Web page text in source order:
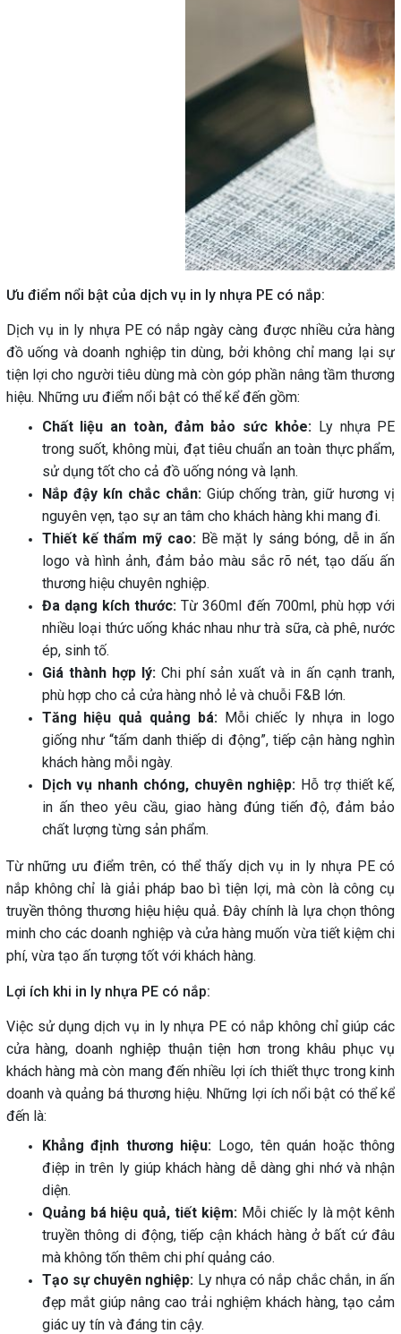
Ưu điểm nổi bật của dịch vụ in ly nhựa PE có nắp:
Dịch vụ in ly nhựa PE có nắp ngày càng được nhiều cửa hàng
đồ uống và doanh nghiệp tin dùng, bởi không chỉ mang lại sự
tiện lợi cho người tiêu dùng mà còn góp phần nâng tầm thương
hiệu. Những ưu điểm nổi bật có thể kể đến gồm:
Chất liệu an toàn, đảm bảo sức khỏe: Ly nhựa PE
trong suốt, không mùi, đạt tiêu chuẩn an toàn thực phẩm,
sử dụng tốt cho cả đồ uống nóng và lạnh.
Nắp đậy kín chắc chắn:Giúp chống tràn, giữ hương vị
nguyên vẹn, tạo sự an tâm cho khách hàng khi mang đi.
Thiết kế thẩm mỹ cao: Bề mặt ly sáng bóng, dễ in ấn
logo và hình ảnh, đảm bảo màu sắc rõ nét, tạo dấu ấn
thương hiệu chuyên nghiệp.
Đa dạng kích thước: Từ 360ml đến 700ml, phù hợp với
nhiều loại thức uống khác nhau như trà sữa, cà phê, nước
ép, sinh tố.
Giá thành hợp lý:Chi phí sản xuất và in ấn cạnh tranh,
phù hợp cho cả cửa hàng nhỏ lẻ và chuỗi F&B lớn.
Tăng hiệu quả quảng bá:Mỗi chiếc ly nhựa in logo
giống như “tấm danh thiếp di động”, tiếp cận hàng nghìn
khách hàng mỗi ngày.
Dịch vụ nhanh chóng, chuyên nghiệp: Hỗ trợ thiết kế,
in ấn theo yêu cầu, giao hàng đúng tiến độ, đảm bảo
chất lượng từng sản phẩm.
Từ những ưu điểm trên, có thể thấy dịch vụ in ly nhựa PE có
nắp không chỉ là giải pháp bao bì tiện lợi, mà còn là công cụ
truyền thông thương hiệu hiệu quả. Đây chính là lựa chọn thông
minh cho các doanh nghiệp và cửa hàng muốn vừa tiết kiệm chi
phí, vừa tạo ấn tượng tốt với khách hàng.
Lợi ích khi in ly nhựa PE có nắp:
Việc sử dụng dịch vụ in ly nhựa PE có nắp không chỉ giúp các
cửa hàng, doanh nghiệp thuận tiện hơn trong khâu phục vụ
khách hàng mà còn mang đến nhiều lợi ích thiết thực trong kinh
doanh và quảng bá thương hiệu. Những lợi ích nổi bật có thể kể
đến là:
Khẳng định thương hiệu: Logo, tên quán hoặc thông
điệp in trên ly giúp khách hàng dễ dàng ghi nhớ và nhận
diện.
Quảng bá hiệu quả, tiết kiệm: Mỗi chiếc ly là một kênh
truyền thông di động, tiếp cận khách hàng ở bất cứ đâu
mà không tốn thêm chi phí quảng cáo.
Tạo sự chuyên nghiệp: Ly nhựa có nắp chắc chắn, in ấn
đẹp mắt giúp nâng cao trải nghiệm khách hàng, tạo cảm
giác uy tín và đáng tin cậy.